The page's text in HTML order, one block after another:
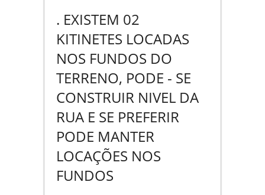
. EXISTEM 02
KITINETES LOCADAS
NOS FUNDOS DO
TERRENO, PODE - SE
CONSTRUIR NIVEL DA
RUA E SE PREFERIR
PODE MANTER
LOCAÇÕES NOS
FUNDOS